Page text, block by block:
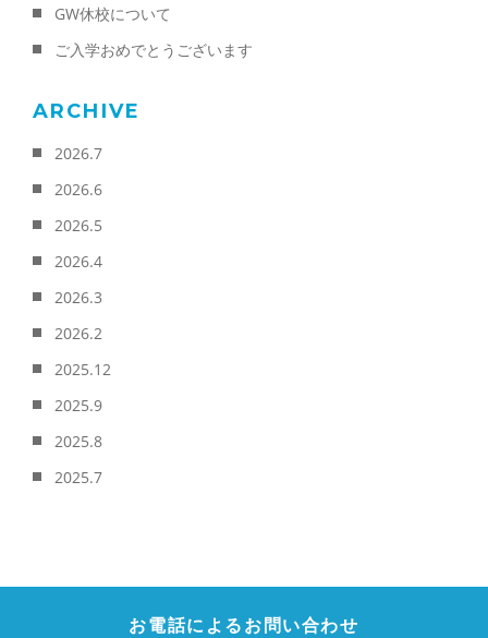
GW休校について
ご入学おめでとうございます
ARCHIVE
2026.7
2026.6
2026.5
2026.4
2026.3
2026.2
2025.12
2025.9
2025.8
2025.7
お電話によるお問い合わせ